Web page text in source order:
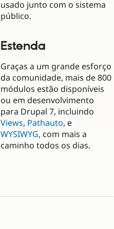
usado junto com o sistema
público.
Estenda
Graças a um grande esforço
da comunidade, mais de 800
módulos estão disponíveis
ou em desenvolvimento
para Drupal 7, incluindo
Views, Pathauto, e
WYSIWYG, com mais a
caminho todos os dias.